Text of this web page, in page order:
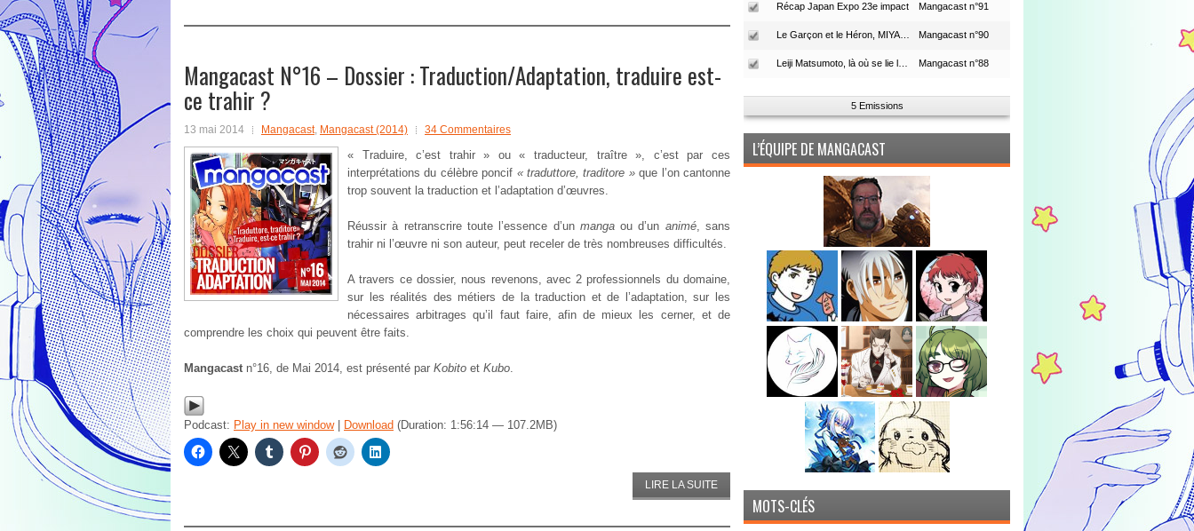
Mangacast N°16 – Dossier : Traduction/Adaptation, traduire est-
ce trahir ?
13 mai 2014 Mangacast, Mangacast (2014) 34 Commentaires
« Traduire, c’est trahir » ou « traducteur, traître », c’est par ces
interprétations du célèbre poncif « traduttore, traditore »que l’on cantonne
trop souvent la traduction et l’adaptation d’œuvres.
Réussir à retranscrire toute l’essence d’un mangaou d’un animé, sans
trahir ni l’œuvre ni son auteur, peut receler de très nombreuses difficultés.
A travers ce dossier, nous revenons, avec 2 professionnels du domaine,
sur les réalités des métiers de la traduction et de l’adaptation, sur les
nécessaires arbitrages qu’il faut faire, afin de mieux les cerner, et de
comprendre les choix qui peuvent être faits.
Mangacast n°16, de Mai 2014, est présenté par Kobito et Kubo.
Podcast: Play in new window| Download (Duration: 1:56:14 — 107.2MB)
LIRE LA SUITE
Récap Japan Expo 23e impact Mangacast n°91
Mangacast n°90
Mangacast n°88
5 Emissions
L’ÉQUIPE DE MANGACAST
MOTS-CLÉS